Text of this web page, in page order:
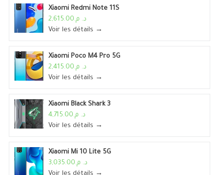
Xiaomi Redmi Note 11S
د. م.2,615.00
Voir les détails →
Xiaomi Poco M4 Pro 5G
د. م.2,415.00
Voir les détails →
Xiaomi Black Shark 3
د. م.4,715.00
Voir les détails →
Xiaomi Mi 10 Lite 5G
د. م.3,035.00